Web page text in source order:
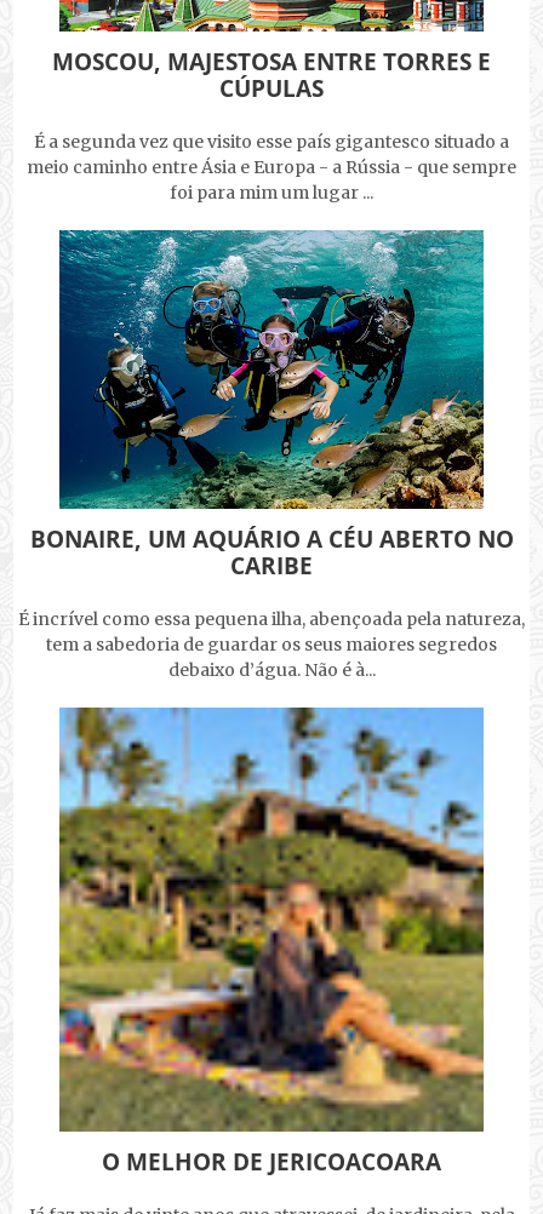
MOSCOU, MAJESTOSA ENTRE TORRES E
CÚPULAS
É a segunda vez que visito esse país gigantesco situado a
meio caminho entre Ásia e Europa - a Rússia - que sempre
foi para mim um lugar ...
BONAIRE, UM AQUÁRIO A CÉU ABERTO NO
CARIBE
É incrível como essa pequena ilha, abençoada pela natureza,
tem a sabedoria de guardar os seus maiores segredos
debaixo d’água. Não é à...
O MELHOR DE JERICOACOARA